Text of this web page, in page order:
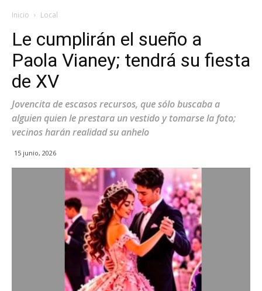
Inicio Local
Le cumplirán el sueño a
Paola Vianey; tendrá su fiesta
de XV
Jovencita de escasos recursos, que sólo buscaba a
alguien quien le prestara un vestido y tomarse la foto;
vecinos harán realidad su anhelo
15 junio, 2026